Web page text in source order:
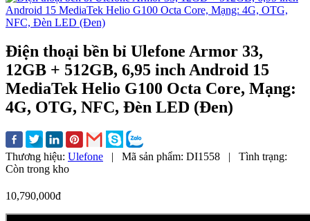
Điện thoại bền bỉ Ulefone Armor 33,
12GB + 512GB, 6,95 inch Android 15
MediaTek Helio G100 Octa Core, Mạng:
4G, OTG, NFC, Đèn LED (Đen)
Thương hiệu: Ulefone | Mã sản phẩm: DI1558 |
Tình trạng:
Còn trong kho
10,790,000đ